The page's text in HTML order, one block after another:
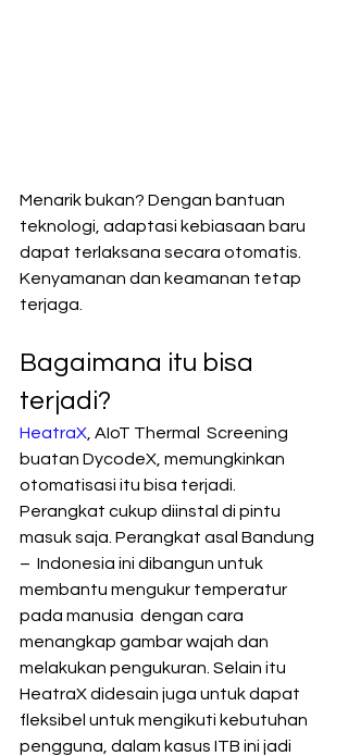
Menarik bukan? Dengan bantuan
teknologi, adaptasi kebiasaan baru
dapat terlaksana secara otomatis.
Kenyamanan dan keamanan tetap
terjaga.
Bagaimana itu bisa
terjadi?
HeatraX , AIoT Thermal  Screening
buatan DycodeX, memungkinkan
otomatisasi itu bisa terjadi.
Perangkat cukup diinstal di pintu
masuk saja. Perangkat asal Bandung
–  Indonesia ini dibangun untuk
membantu mengukur temperatur
pada manusia  dengan cara
menangkap gambar wajah dan
melakukan pengukuran. Selain itu
HeatraX didesain juga untuk dapat
fleksibel untuk mengikuti kebutuhan
pengguna, dalam kasus ITB ini jadi